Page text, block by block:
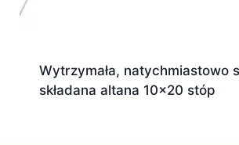
Wytrzymała, natychmiastowo
składana altana 10x20 stóp